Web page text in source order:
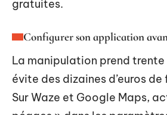
gratuites.
Configurer son application
La manipulation prend
évite des dizaines d’euros de
Sur Waze et Google Maps,